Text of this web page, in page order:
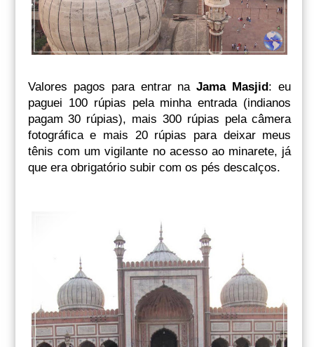
Valores pagos para entrar naJama Masjid: eu
paguei 100 rúpias pela minha entrada (indianos
pagam 30 rúpias), mais 300 rúpias pela câmera
fotográfica e mais 20 rúpias para deixar meus
tênis com um vigilante no acesso ao minarete, já
que era obrigatório subir com os pés descalços.